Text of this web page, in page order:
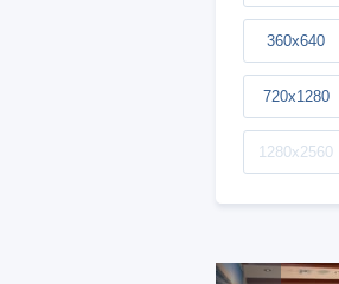
360x640
720x1280
1280x2560